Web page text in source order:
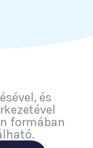
és
formában